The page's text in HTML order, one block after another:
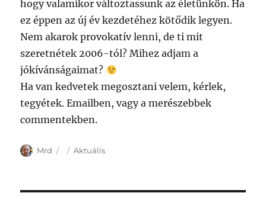
hogy valamikor változtassunk az életünkön. Ha
ez éppen az új év kezdetéhez kötődik legyen.
Nem akarok provokatív lenni, de ti mit
szeretnétek 2006-tól? Mihez adjam a
jókívánságaimat?
Ha van kedvetek megosztani velem, kérlek,
tegyétek. Emailben, vagy a merészebbek
commentekben.
Author
Mrd
Posted
Categories
Aktuális